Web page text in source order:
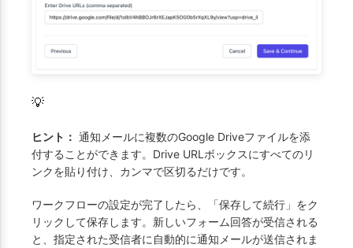
💡
ヒント： 通知メールに複数のGoogle Driveファイルを添
付することができます。Drive URLボックスにすべてのリ
ンクを貼り付け、カンマで区切るだけです。
ワークフローの設定が完了したら、「保存して続行」をク
リックして保存します。新しいフォーム回答が受信される
と、指定された受信者に自動的に通知メールが送信されま